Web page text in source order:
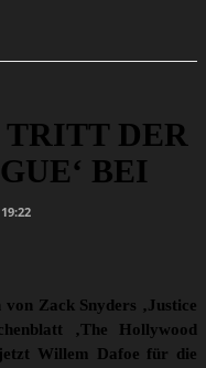
DER
BEI
Zack Snyders ‚Justice
‚The Hollywood
Willem Dafoe für die